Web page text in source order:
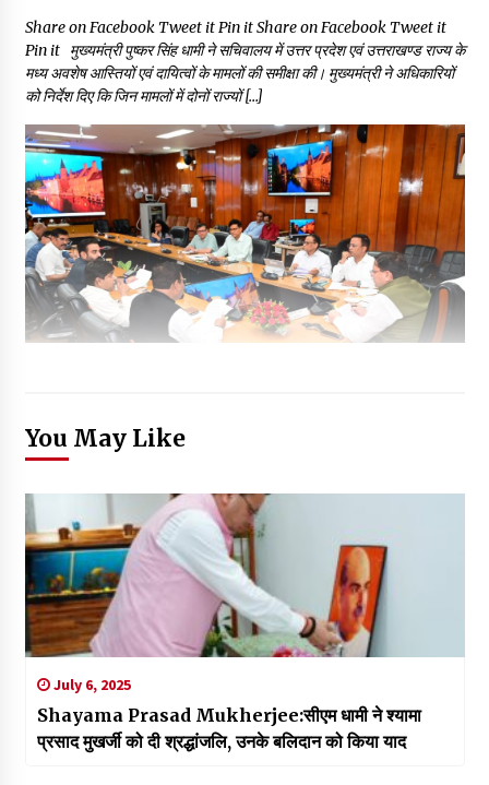
Share on Facebook Tweet it Pin it Share on Facebook Tweet it
Pin it मुख्यमंत्री पुष्कर सिंह धामी ने सचिवालय में उत्तर प्रदेश एवं उत्तराखण्ड राज्य के
मध्य अवशेष आस्तियों एवं दायित्वों के मामलों की समीक्षा की। मुख्यमंत्री ने अधिकारियों
को निर्देश दिए कि जिन मामलों में दोनों राज्यों […]
You May Like
July 6, 2025
Shayama Prasad Mukherjee:सीएम धामी ने श्यामा
प्रसाद मुखर्जी को दी श्रद्धांजलि, उनके बलिदान को किया याद